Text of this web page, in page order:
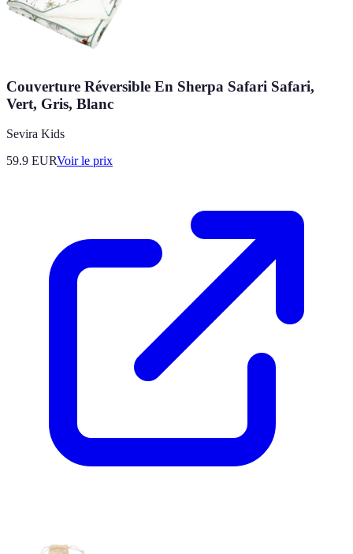
Couverture Réversible En Sherpa Safari Safari,
Vert, Gris, Blanc
Sevira Kids
59.9 EURVoir le prix